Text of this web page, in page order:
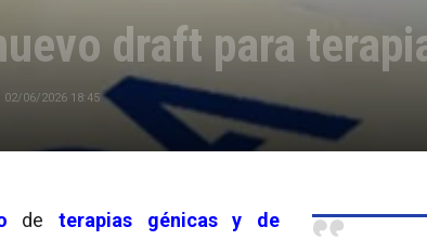
draft para
02/06/2026 18:45
de terapias génicas y de